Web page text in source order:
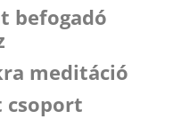
befogadó
meditáció
csoport